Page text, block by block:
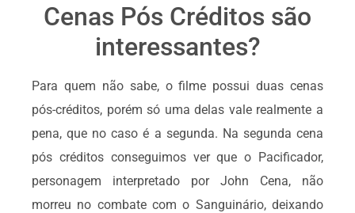
Cenas Pós Créditos são
interessantes?
Para quem não sabe, o filme possui duas cenas
pós-créditos, porém só uma delas vale realmente a
pena, que no caso é a segunda. Na segunda cena
pós créditos conseguimos ver que o Pacificador,
personagem interpretado por John Cena, não
morreu no combate com o Sanguinário, deixando